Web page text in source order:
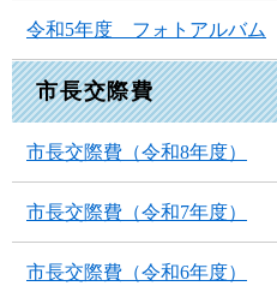
令和5年度 フォトアルバム
市長交際費
市長交際費（令和8年度）
市長交際費（令和7年度）
市長交際費（令和6年度）